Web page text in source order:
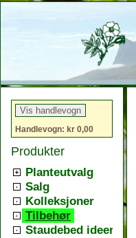
Handlevogn: kr 0,00
Produkter
Planteutvalg
Salg
Kolleksjoner
Tilbehør
Staudebed ideer